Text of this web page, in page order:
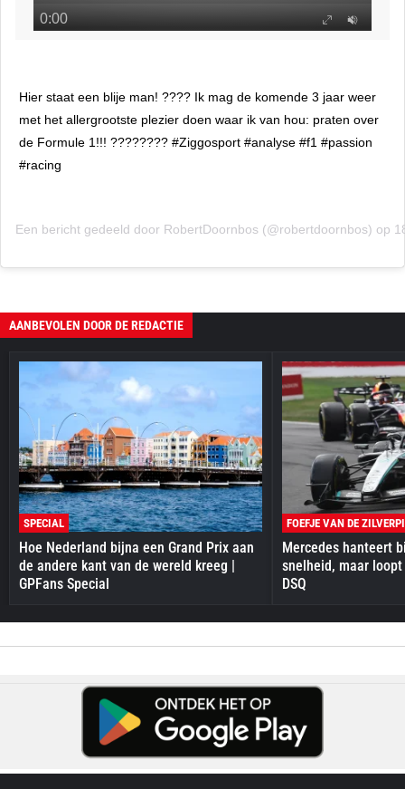
Hier staat een blije man! ???? Ik mag de komende 3 jaar weer
met het allergrootste plezier doen waar ik van hou: praten over
de Formule 1!!! ???????? #Ziggosport #analyse #f1 #passion
#racing
Een bericht gedeeld door RobertDoornbos (@robertdoornbos) op
AANBEVOLEN DOOR DE REDACTIE
SPECIAL
Hoe Nederland bijna een Grand Prix aan
de andere kant van de wereld kreeg |
GPFans Special
FOEFJE VAN DE
Mercedes hanteert
snelheid, maar
DSQ